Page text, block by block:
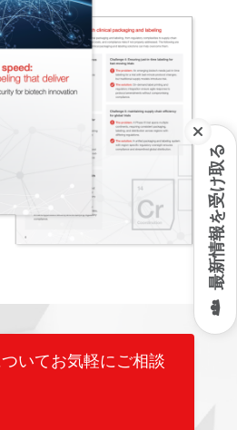
最新情報を受け取る
いてお気軽にご相談